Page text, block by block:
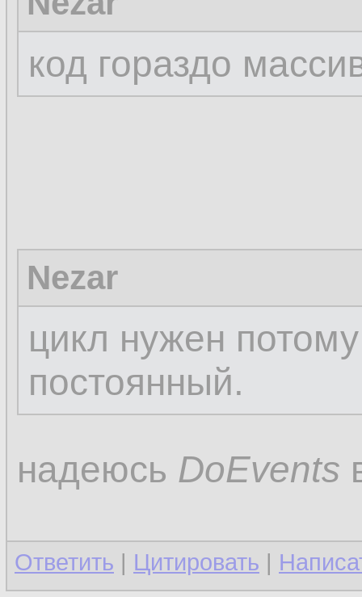
код гораздо
Nezar
цикл нужен
постоянный.
надеюсь DoEvents
Ответить | Цитировать |